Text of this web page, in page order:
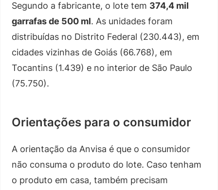
Segundo a fabricante, o lote tem 374,4 mil
garrafas de 500 ml. As unidades foram
distribuídas no Distrito Federal (230.443), em
cidades vizinhas de Goiás (66.768), em
Tocantins (1.439) e no interior de São Paulo
(75.750).
Orientações para o consumidor
A orientação da Anvisa é que o consumidor
não consuma o produto do lote. Caso tenham
o produto em casa, também precisam